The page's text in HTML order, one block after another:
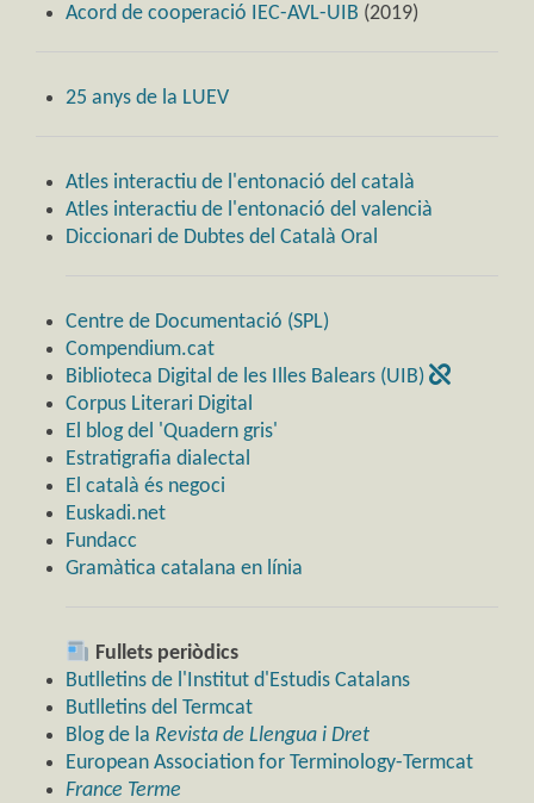
Acord de cooperació IEC-AVL-UIB (2019)
25 anys de la LUEV
Atles interactiu de l'entonació del català
Atles interactiu de l'entonació del valencià
Diccionari de Dubtes del Català Oral
Centre de Documentació (SPL)
Compendium.cat
Biblioteca Digital de les Illes Balears (UIB)
Corpus Literari Digital
El blog del 'Quadern gris'
Estratigrafia dialectal
El català és negoci
Euskadi.net
Fundacc
Gramàtica catalana en línia
Fullets periòdics
Butlletins de l'Institut d'Estudis Catalans
Butlletins del Termcat
Blog de la Revista de Llengua i Dret
European Association for Terminology-Termcat
France Terme